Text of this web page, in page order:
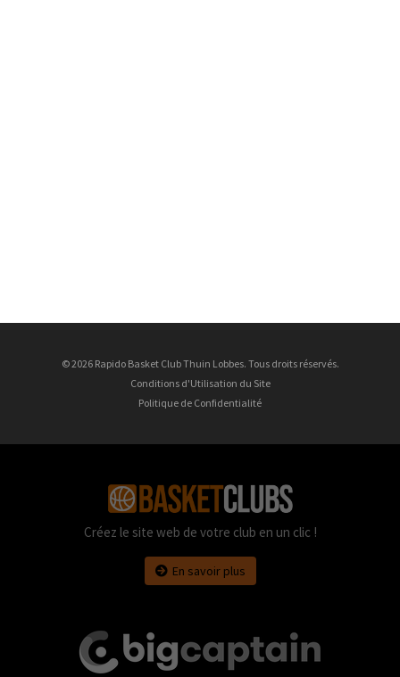
© 2026 Rapido Basket Club Thuin Lobbes. Tous droits réservés.
Conditions d'Utilisation du Site
Politique de Confidentialité
Créez le site web de votre club en un clic !
En savoir plus